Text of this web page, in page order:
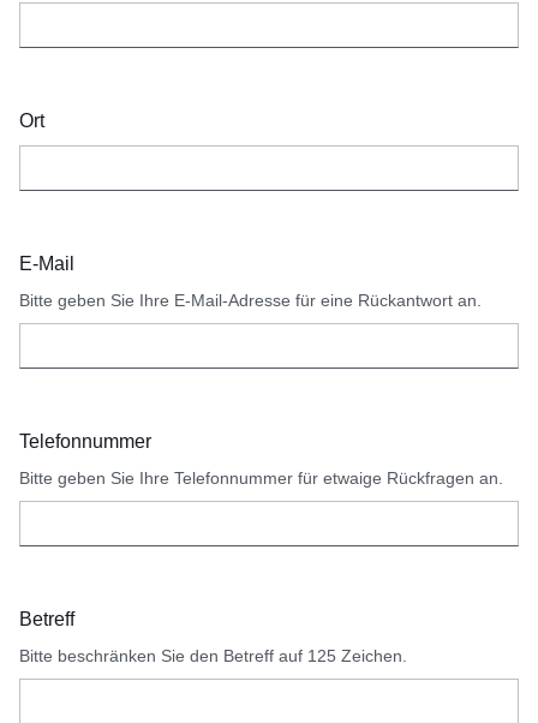
Ort
E-Mail
Bitte geben Sie Ihre E-Mail-Adresse für eine Rückantwort an.
Telefonnummer
Bitte geben Sie Ihre Telefonnummer für etwaige Rückfragen an.
Betreff
Bitte beschränken Sie den Betreff auf 125 Zeichen.